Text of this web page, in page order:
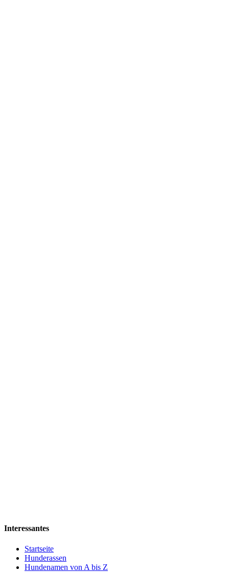
Interessantes
Startseite
Hunderassen
Hundenamen von A bis Z